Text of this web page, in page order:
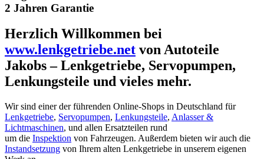
2 Jahren Garantie
Herzlich Willkommen bei
www.lenkgetriebe.net von Autoteile
Jakobs – Lenkgetriebe, Servopumpen,
Lenkungsteile und vieles mehr.
Wir sind einer der führenden Online-Shops in Deutschland für
Lenkgetriebe, Servopumpen, Lenkungsteile, Anlasser &
Lichtmaschinen, und allen Ersatzteilen rund
um die Inspektion von Fahrzeugen. Außerdem bieten wir auch die
Instandsetzung von Ihrem alten Lenkgetriebe in unserem eigenen